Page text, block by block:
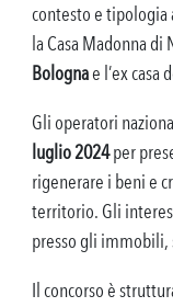
contesto e tipologia
la Casa Madonna di
Bolognae l’ex casa
Gli operatori
luglio 2024per
rigenerare i beni e
territorio. Gli
presso gli immobili,
Il concorso è